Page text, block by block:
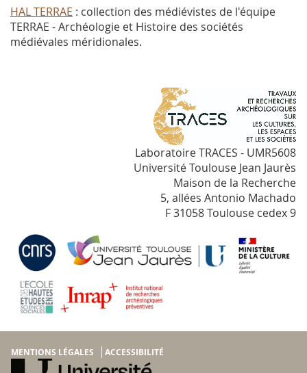
HAL TERRAE : collection des médiévistes de l'équipe
TERRAE - Archéologie et Histoire des sociétés
médiévales méridionales.
Laboratoire TRACES - UMR5608
Université Toulouse Jean Jaurès
Maison de la Recherche
5, allées Antonio Machado
F 31058 Toulouse cedex 9
MENTIONS LÉGALES ACCESSIBILITÉ